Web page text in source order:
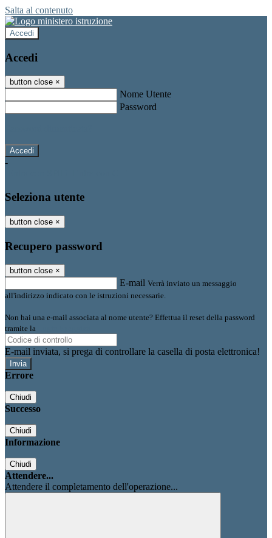
Salta al contenuto
Accedi
Accedi
button close ×
Nome Utente
Password
-
Seleziona utente
button close ×
Recupero password
button close ×
E-mail Verrà inviato un messaggio
all'indirizzo indicato con le istruzioni necessarie.
Non hai una e-mail associata al nome utente? Effettua il reset della password
tramite la
E-mail inviata, si prega di controllare la casella di posta elettronica!
Errore
Chiudi
Successo
Chiudi
Informazione
Chiudi
Attendere...
Attendere il completamento dell'operazione...